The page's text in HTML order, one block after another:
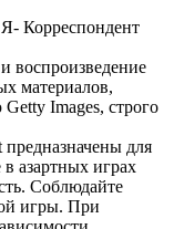
Корреспондент
воспроизведение
материалов,
Images, строго
для
азартных играх
Соблюдайте
игры. При